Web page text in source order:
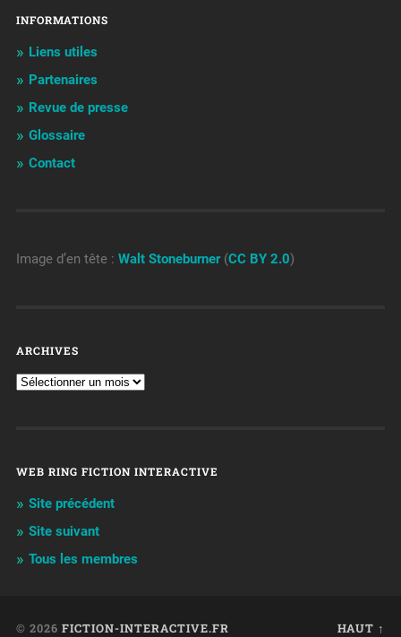
INFORMATIONS
Liens utiles
Partenaires
Revue de presse
Glossaire
Contact
Image d’en tête : Walt Stoneburner(CC BY 2.0)
ARCHIVES
WEB RING FICTION INTERACTIVE
Site précédent
Site suivant
Tous les membres
© 2026 FICTION-INTERACTIVE.FR HAUT ↑